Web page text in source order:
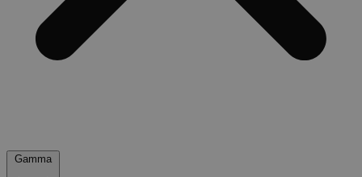
Gamma